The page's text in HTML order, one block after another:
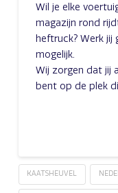
Wil je elke
magazijn rond
heftruck? Werk jij
mogelijk.
Wij zorgen dat jij
bent op de plek
KAATSHEUVEL